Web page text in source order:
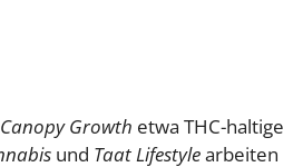
Canopy Growth etwa THC-haltige
und Taat Lifestylearbeiten